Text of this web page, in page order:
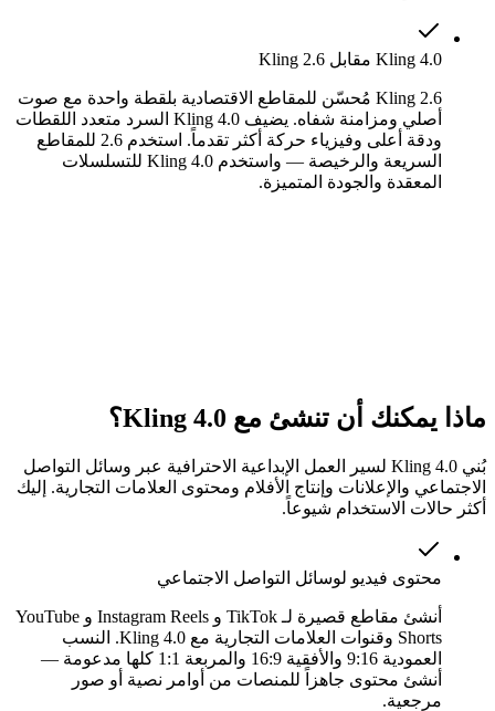
Kling 4.0 مقابل Kling 2.6
Kling 2.6 مُحسّن للمقاطع الاقتصادية بلقطة واحدة مع صوت
أصلي ومزامنة شفاه. يضيف Kling 4.0 السرد متعدد اللقطات
ودقة أعلى وفيزياء حركة أكثر تقدماً. استخدم 2.6 للمقاطع
السريعة والرخيصة — واستخدم Kling 4.0 للتسلسلات
المعقدة والجودة المتميزة.
ماذا يمكنك أن تنشئ مع Kling 4.0؟
بُني Kling 4.0 لسير العمل الإبداعية الاحترافية عبر وسائل التواصل
الاجتماعي والإعلانات وإنتاج الأفلام ومحتوى العلامات التجارية. إليك
أكثر حالات الاستخدام شيوعاً.
محتوى فيديو لوسائل التواصل الاجتماعي
أنشئ مقاطع قصيرة لـ TikTok و Instagram Reels و YouTube
Shorts وقنوات العلامات التجارية مع Kling 4.0. النسب
العمودية 9:16 والأفقية 16:9 والمربعة 1:1 كلها مدعومة —
أنشئ محتوى جاهزاً للمنصات من أوامر نصية أو صور
مرجعية.